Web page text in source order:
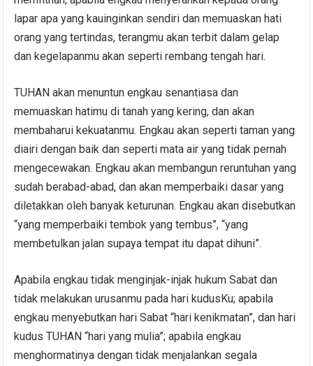
lapar apa yang kauinginkan sendiri dan memuaskan hati
orang yang tertindas, terangmu akan terbit dalam gelap
dan kegelapanmu akan seperti rembang tengah hari.
TUHAN akan menuntun engkau senantiasa dan
memuaskan hatimu di tanah yang kering, dan akan
membaharui kekuatanmu. Engkau akan seperti taman yang
diairi dengan baik dan seperti mata air yang tidak pernah
mengecewakan. Engkau akan membangun reruntuhan yang
sudah berabad-abad, dan akan memperbaiki dasar yang
diletakkan oleh banyak keturunan. Engkau akan disebutkan
“yang memperbaiki tembok yang tembus”, “yang
membetulkan jalan supaya tempat itu dapat dihuni”.
Apabila engkau tidak menginjak-injak hukum Sabat dan
tidak melakukan urusanmu pada hari kudusKu; apabila
engkau menyebutkan hari Sabat “hari kenikmatan”, dan hari
kudus TUHAN “hari yang mulia”; apabila engkau
menghormatinya dengan tidak menjalankan segala